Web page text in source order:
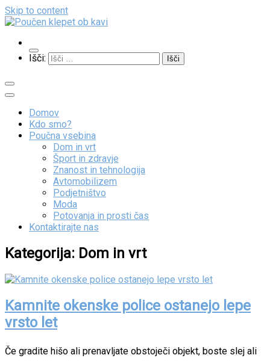
Skip to content
Poučen klepet ob kavi
Veliko zanimivih vsebin
Išči:
Domov
Kdo smo?
Poučna vsebina
Dom in vrt
Šport in zdravje
Znanost in tehnologija
Avtomobilizem
Podjetništvo
Moda
Potovanja in prosti čas
Kontaktirajte nas
Kategorija: Dom in vrt
Kamnite okenske police ostanejo lepe
vrsto let
Če gradite hišo ali prenavljate obstoječi objekt, boste slej ali